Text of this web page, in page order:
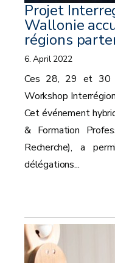
Projet
Wallonie
régions
6. April 2022
Ces 28, 29 et 30
Workshop
Cet événement
& Formation
Recherche), a
délégations...